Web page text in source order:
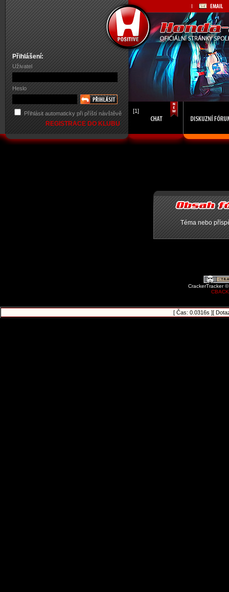
Přihlášení:
Uživatel
Heslo
Přihlásit automaticky při příští návštěvě
REGISTRACE DO KLUBU
[1]
Téma nebo
CrackerTracker
[ Čas: 0.0316s ][